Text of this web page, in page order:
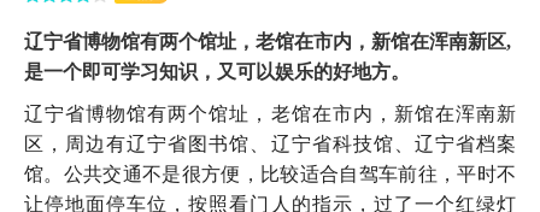
辽宁省博物馆有两个馆址，老馆在市内，新馆在浑南新区,
是一个即可学习知识，又可以娱乐的好地方。
辽宁省博物馆有两个馆址，老馆在市内，新馆在浑南新
区，周边有辽宁省图书馆、辽宁省科技馆、辽宁省档案
馆。公共交通不是很方便，比较适合自驾车前往，平时不
让停地面停车位，按照看门人的指示，过了一个红绿灯